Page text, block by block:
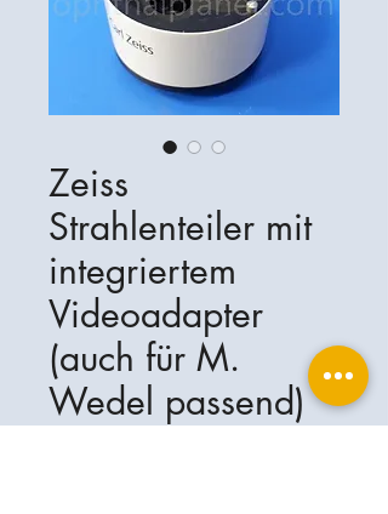
Zeiss
Strahlenteiler mit
integriertem
Videoadapter
(auch für M.
Wedel passend)